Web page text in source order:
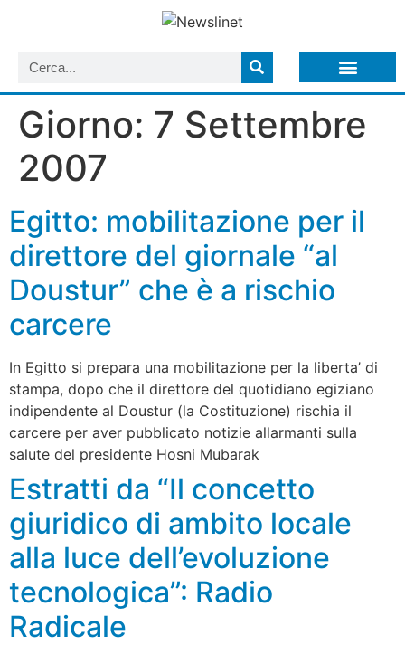
Giorno: 7 Settembre
2007
Egitto: mobilitazione per il
direttore del giornale “al
Doustur” che è a rischio
carcere
In Egitto si prepara una mobilitazione per la liberta’ di
stampa, dopo che il direttore del quotidiano egiziano
indipendente al Doustur (la Costituzione) rischia il
carcere per aver pubblicato notizie allarmanti sulla
salute del presidente Hosni Mubarak
Estratti da “Il concetto
giuridico di ambito locale
alla luce dell’evoluzione
tecnologica”: Radio
Radicale